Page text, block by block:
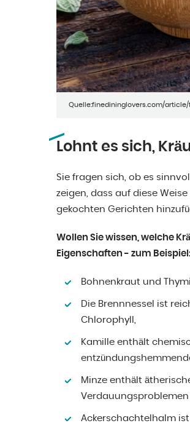
Quelle:finedininglovers.com/
Lohnt es sich,
Sie fragen sich, ob es
zeigen, dass auf diese
gekochten Gerichten
Wollen Sie wissen, welche
Eigenschaften - zum Beispiel:
Bohnenkraut und
Die Brennnessel ist
Chlorophyll,
Kamille enthält
Minze enthält
Verdauungsproblemen
Ackerschachtelhalm ist